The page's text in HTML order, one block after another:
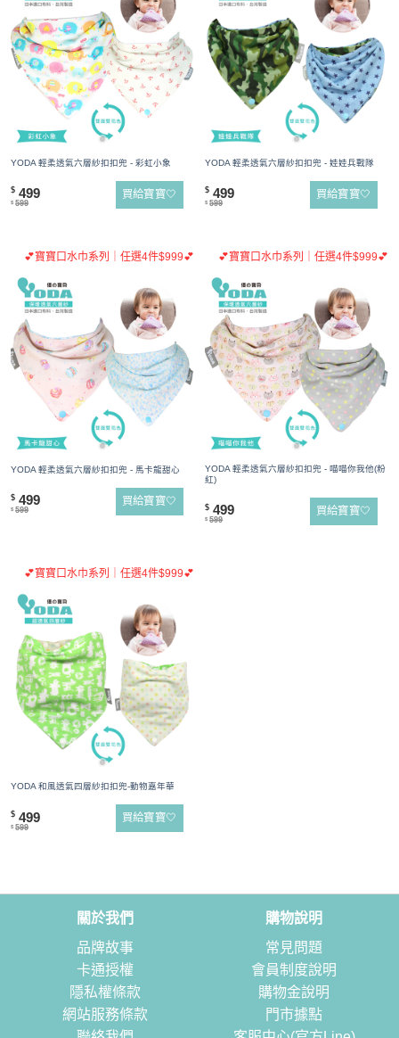
YODA 輕柔透氣六層紗扣扣兜 - 彩虹小象
$ 499
$ 599
買給寶寶🤍
YODA 輕柔透氣六層紗扣扣兜 - 娃娃兵戰隊
$ 499
$ 599
買給寶寶🤍
💕寶寶口水巾系列｜任選4件$999💕
YODA 輕柔透氣六層紗扣扣兜 - 馬卡龍甜心
$ 499
$ 599
買給寶寶🤍
💕寶寶口水巾系列｜任選4件$999💕
YODA 輕柔透氣六層紗扣扣兜 - 喵喵你我他(粉
紅)
$ 499
$ 599
買給寶寶🤍
💕寶寶口水巾系列｜任選4件$999💕
YODA 和風透氣四層紗扣扣兜-動物嘉年華
$ 499
$ 599
買給寶寶🤍
關於我們
品牌故事
卡通授權
隱私權條款
網站服務條款
購物說明
常見問題
會員制度說明
購物金說明
門市據點